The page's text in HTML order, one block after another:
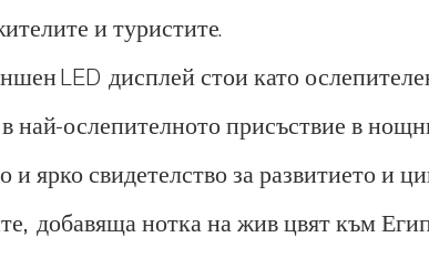
и туристите.
LED дисплей стои като
ослепителното присъствие в
ярко свидетелство за развитието и
добавяща нотка на жив цвят към